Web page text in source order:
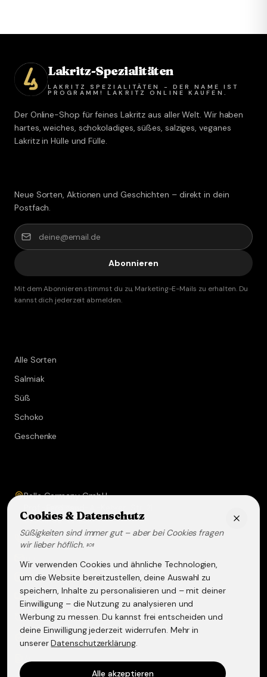
Lakritz-Spezialitäten
LAKRITZ SPEZIALITÄTEN - DER NAME IST
PROGRAMM! LAKRITZ ONLINE KAUFEN.
Der Online-Shop für feines Lakritz aus aller Welt. Wir haben
hartes, weiches, schokoladiges, süßes, salziges, veganes
Lakritz in Hülle und Fülle.
Neue Sorten, Aktionen und Geschichten – direkt in dein
Postfach.
Abonnieren
Mit dem Abonnieren stimmst du zu, Marketing-E-Mails zu erhalten. Du
kannst dich jederzeit abmelden.
Alle Sorten
Salmiak
Süß
Schoko
Geschenke
Bella Germany GmbH
67583 Guntersblum
+49 (0) 6249 - 293158
@lakritzspezialitaeten
Versand & Lieferung
Widerruf & Rückgabe
Datenschutzerklärung
Cookies & Datenschutz
Süßigkeiten sind immer gut – aber bei Cookies fragen
wir lieber höflich. 🍬
Wir verwenden Cookies und ähnliche Technologien,
um die Website bereitzustellen, deine Auswahl zu
speichern, Inhalte zu personalisieren und – mit deiner
Einwilligung – die Nutzung zu analysieren und
Werbung zu messen. Du kannst frei entscheiden und
deine Einwilligung jederzeit widerrufen. Mehr in
unserer Datenschutzerklärung.
Alle akzeptieren